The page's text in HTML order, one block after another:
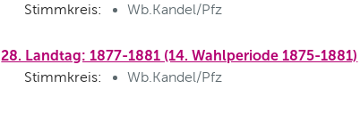
Stimmkreis: Wb.Kandel/Pfz
28. Landtag: 1877-1881 (14. Wahlperiode 1875-1881)
Stimmkreis: Wb.Kandel/Pfz